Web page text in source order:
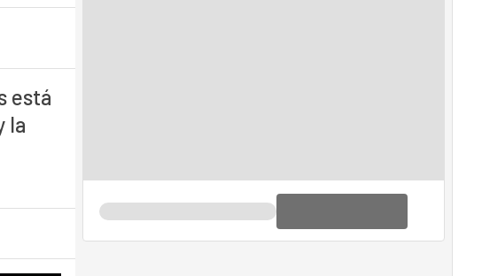
está
la